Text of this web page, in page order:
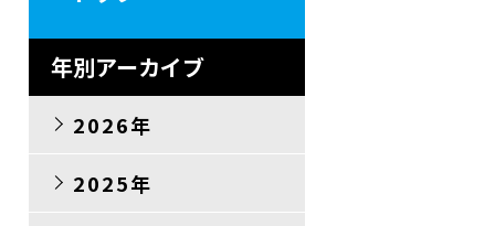
年別アーカイブ
2026年
2025年